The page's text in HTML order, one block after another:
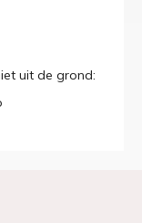
uit de grond: